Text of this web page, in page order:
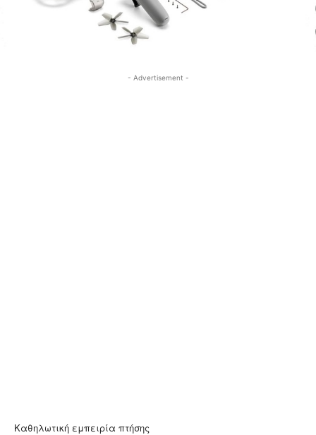
- Advertisement -
Καθηλωτική εμπειρία πτήσης